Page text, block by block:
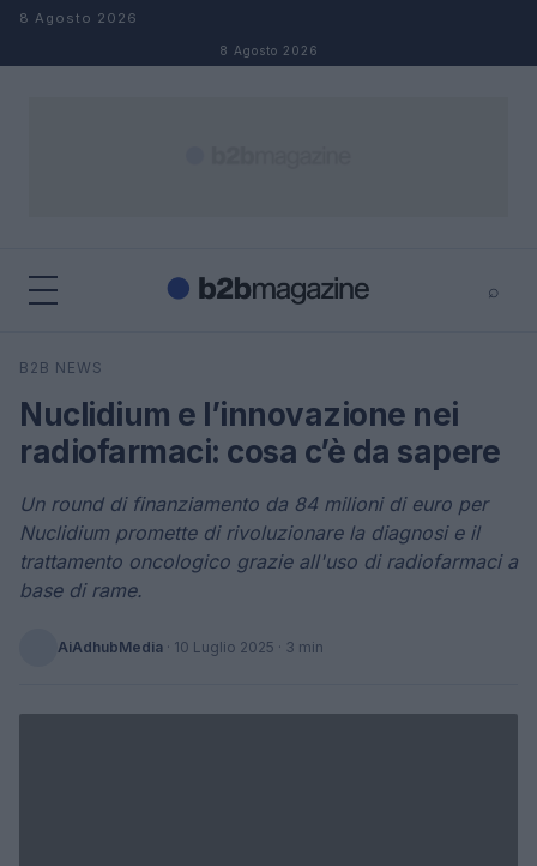
Salta al contenuto
8 Agosto 2026
8 Agosto 2026
⌕
Cerca
B2B NEWS
Nuclidium e l’innovazione nei
radiofarmaci: cosa c’è da sapere
Un round di finanziamento da 84 milioni di euro per
Nuclidium promette di rivoluzionare la diagnosi e il
trattamento oncologico grazie all'uso di radiofarmaci a
base di rame.
AiAdhubMedia · 10 Luglio 2025 · 3 min